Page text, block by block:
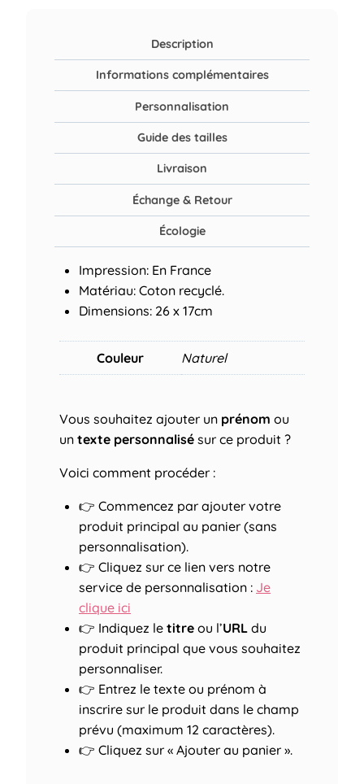
Description
Informations complémentaires
Personnalisation
Guide des tailles
Livraison
Échange & Retour
Écologie
Impression: En France
Matériau: Coton recyclé.
Dimensions: 26 x 17cm
Couleur Naturel
Vous souhaitez ajouter un prénom ou
un texte personnalisé sur ce produit ?
Voici comment procéder :
👉 Commencez par ajouter votre
produit principal au panier (sans
personnalisation).
👉 Cliquez sur ce lien vers notre
service de personnalisation : Je
clique ici
👉 Indiquez le titre ou l’URL du
produit principal que vous souhaitez
personnaliser.
👉 Entrez le texte ou prénom à
inscrire sur le produit dans le champ
prévu (maximum 12 caractères).
👉 Cliquez sur « Ajouter au panier ».